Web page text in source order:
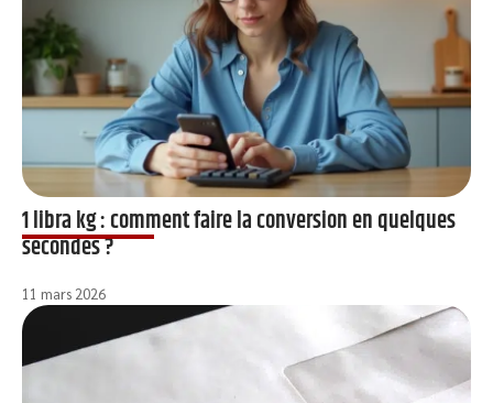
1 libra kg : comment faire la conversion en quelques
secondes ?
11 mars 2026